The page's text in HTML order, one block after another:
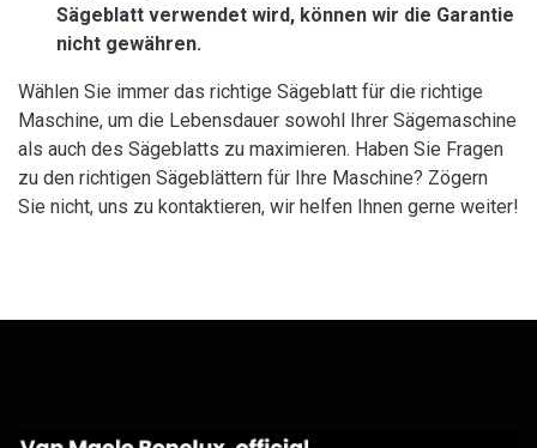
Sägeblatt verwendet wird, können wir die Garantie
nicht gewähren.
Wählen Sie immer das richtige Sägeblatt für die richtige
Maschine, um die Lebensdauer sowohl Ihrer Sägemaschine
als auch des Sägeblatts zu maximieren. Haben Sie Fragen
zu den richtigen Sägeblättern für Ihre Maschine? Zögern
Sie nicht, uns zu kontaktieren, wir helfen Ihnen gerne weiter!